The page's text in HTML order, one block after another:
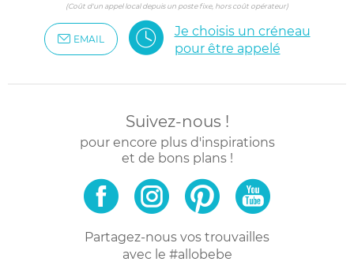
(Coût d'un appel local depuis un poste fixe, hors coût opérateur)
EMAIL
Je choisis un créneau
pour être appelé
Suivez-nous !
pour encore plus d'inspirations
et de bons plans !
Partagez-nous vos trouvailles
avec le #allobebe